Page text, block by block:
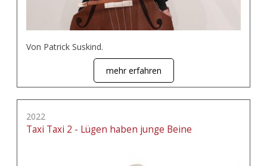
Von Patrick Suskind.
mehr erfahren
2022
Taxi Taxi 2 - Lügen haben junge Beine